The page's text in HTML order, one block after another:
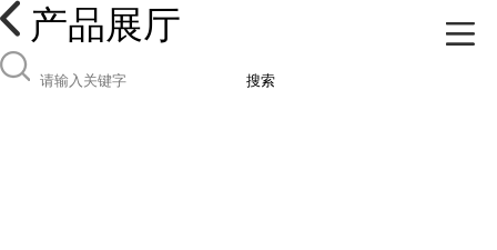
产品展厅
搜索